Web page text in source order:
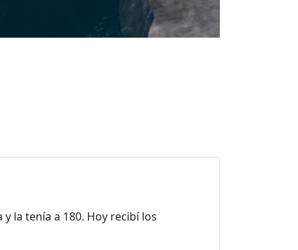
la tenía a 180. Hoy recibí los